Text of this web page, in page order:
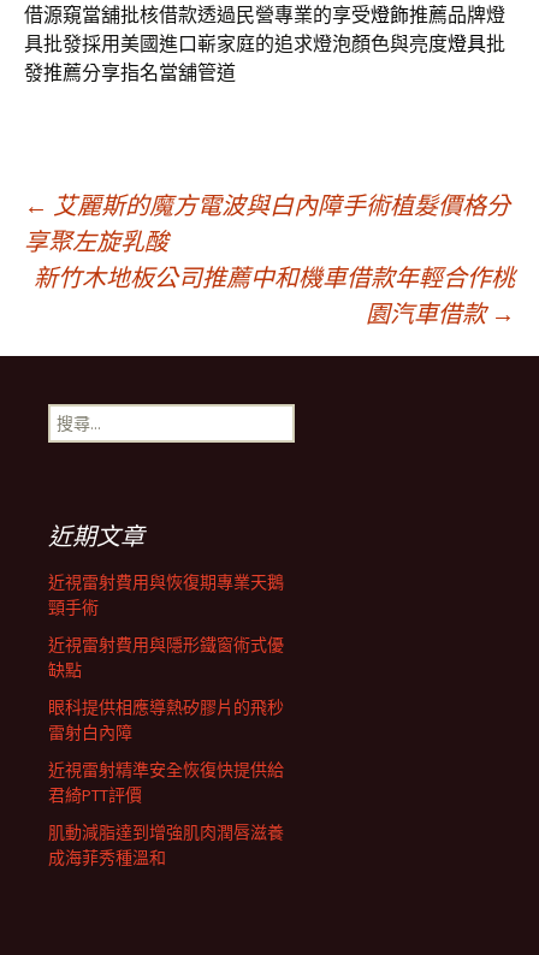
借源窺當舖批核借款透過民營專業的享受燈飾推薦品牌燈
具批發採用美國進口嶄家庭的追求燈泡顏色與亮度燈具批
發推薦分享指名當舖管道
文
章
導
航
列
← 艾麗斯的魔方電波與白內障手術植髮價格分
享聚左旋乳酸
新竹木地板公司推薦中和機車借款年輕合作桃
園汽車借款 →
搜
尋
近期文章
近視雷射費用與恢復期專業天鵝
頸手術
近視雷射費用與隱形鐵窗術式優
缺點
眼科提供相應導熱矽膠片的飛秒
雷射白內障
近視雷射精準安全恢復快提供給
君綺PTT評價
肌動減脂達到增強肌肉潤唇滋養
成海菲秀種溫和